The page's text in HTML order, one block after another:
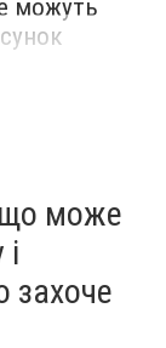
можуть
може
захоче